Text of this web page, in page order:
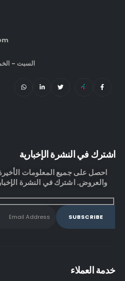
السبت - الخميس/ 9:00
اشترك في النشرة الإخبارية
احصل على جميع المعلومات
والعروض. اشترك في النشرة
خدمة العملاء